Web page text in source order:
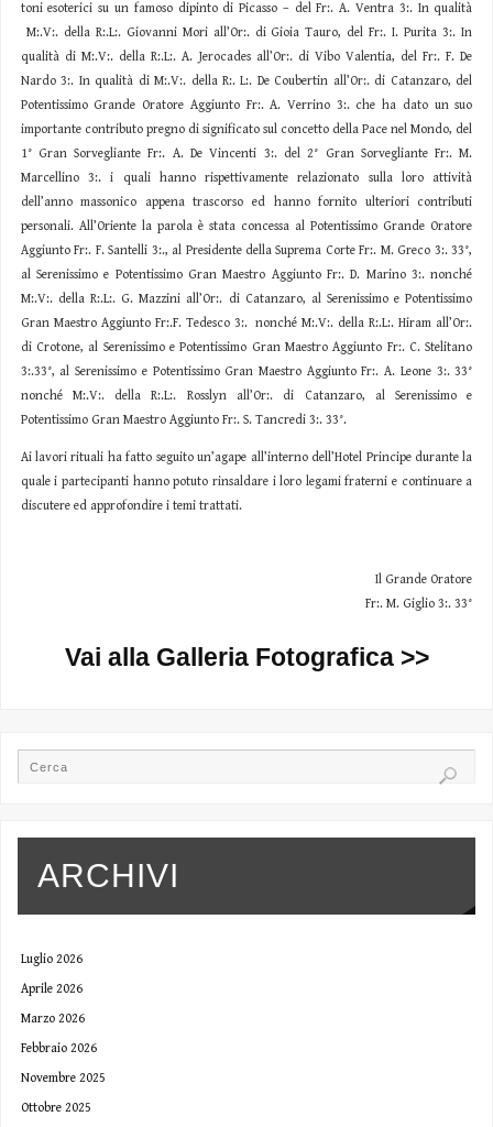
toni esoterici su un famoso dipinto di Picasso – del Fr:. A. Ventra 3:. In qualità
M:.V:. della R:.L:. Giovanni Mori all’Or:. di Gioia Tauro, del Fr:. I. Purita 3:. In
qualità di M:.V:. della R:.L:. A. Jerocades all’Or:. di Vibo Valentia, del Fr:. F. De
Nardo 3:. In qualità di M:.V:. della R:. L:. De Coubertin all’Or:. di Catanzaro, del
Potentissimo Grande Oratore Aggiunto Fr:. A. Verrino 3:. che ha dato un suo
importante contributo pregno di significato sul concetto della Pace nel Mondo, del
1° Gran Sorvegliante Fr:. A. De Vincenti 3:. del 2° Gran Sorvegliante Fr:. M.
Marcellino 3:. i quali hanno rispettivamente relazionato sulla loro attività
dell’anno massonico appena trascorso ed hanno fornito ulteriori contributi
personali. All’Oriente la parola è stata concessa al Potentissimo Grande Oratore
Aggiunto Fr:. F. Santelli 3:., al Presidente della Suprema Corte Fr:. M. Greco 3:. 33°,
al Serenissimo e Potentissimo Gran Maestro Aggiunto Fr:. D. Marino 3:. nonché
M:.V:. della R:.L:. G. Mazzini all’Or:. di Catanzaro, al Serenissimo e Potentissimo
Gran Maestro Aggiunto Fr:.F. Tedesco 3:. nonché M:.V:. della R:.L:. Hiram all’Or:.
di Crotone, al Serenissimo e Potentissimo Gran Maestro Aggiunto Fr:. C. Stelitano
3:.33°, al Serenissimo e Potentissimo Gran Maestro Aggiunto Fr:. A. Leone 3:. 33°
nonché M:.V:. della R:.L:. Rosslyn all’Or:. di Catanzaro, al Serenissimo e
Potentissimo Gran Maestro Aggiunto Fr:. S. Tancredi 3:. 33°.
Ai lavori rituali ha fatto seguito un’agape all’interno dell’Hotel Principe durante la
quale i partecipanti hanno potuto rinsaldare i loro legami fraterni e continuare a
discutere ed approfondire i temi trattati.
Il Grande Oratore
Fr:. M. Giglio 3:. 33°
Vai alla Galleria Fotografica >>
ARCHIVI
Luglio 2026
Aprile 2026
Marzo 2026
Febbraio 2026
Novembre 2025
Ottobre 2025